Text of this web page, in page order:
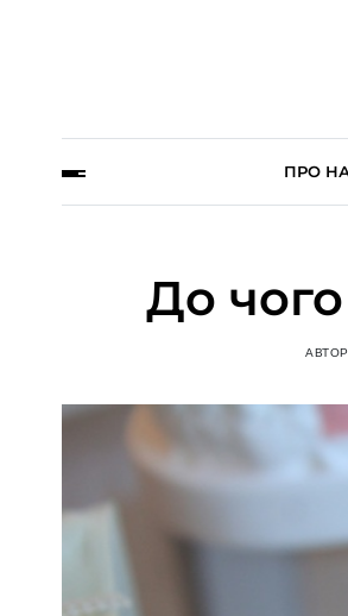
ПРО
До